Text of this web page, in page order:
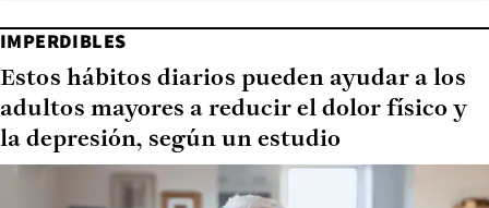
IMPERDIBLES
Estos hábitos diarios pueden ayudar a los
adultos mayores a reducir el dolor físico y
la depresión, según un estudio